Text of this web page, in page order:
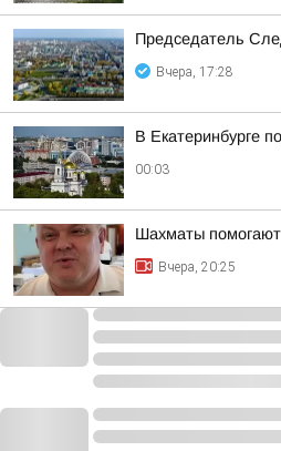
Председатель
Вчера, 17:28
В Екатеринбурге
00:03
Шахматы
Вчера, 20:25